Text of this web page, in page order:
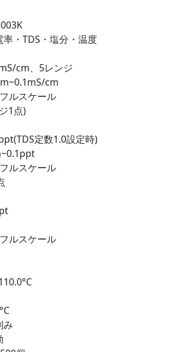
・TDS・塩分・温度
cm、5レンジ
cm
ルスケール
1点)
定数1.0設定時)
ルスケール
ルスケール
み